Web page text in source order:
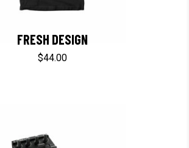
FRESH DESIGN
$44.00